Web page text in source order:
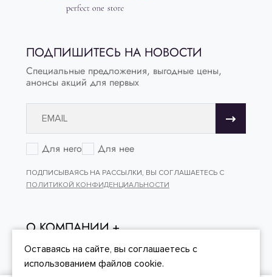
ПОДПИШИТЕСЬ НА НОВОСТИ
Специальные предложения, выгодные цены,
анонсы акций для первых
Для него Для нее
ПОДПИСЫВАЯСЬ НА РАССЫЛКИ, ВЫ СОГЛАШАЕТЕСЬ С
ПОЛИТИКОЙ КОНФИДЕНЦИАЛЬНОСТИ
О КОМПАНИИ
ОНЛАЙН - ПОКУПКИ
Оставаясь на сайте, вы соглашаетесь с
использованием файлов cookie.